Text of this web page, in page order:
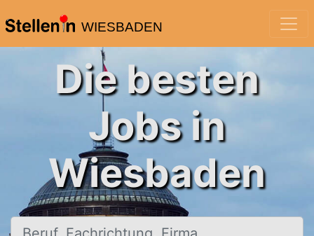
WIESBADEN
Die besten
Jobs in
Wiesbaden
Beruf, Fachrichtung, Firma